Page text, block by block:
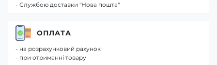
- Службою доставки "Нова пошта"
ОПЛАТА
- на розрахунковий рахунок
- при отриманні товару